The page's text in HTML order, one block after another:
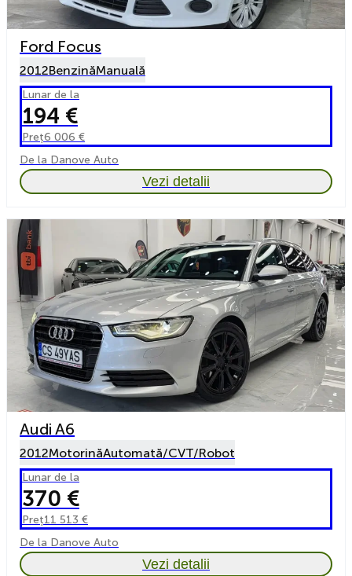
Ford Focus
2012BenzinăManuală
Lunar de la
194 €
Preț6 006 €
De la Danove Auto
Vezi detalii
Audi A6
2012MotorinăAutomată/CVT/Robot
Lunar de la
370 €
Preț11 513 €
De la Danove Auto
Vezi detalii